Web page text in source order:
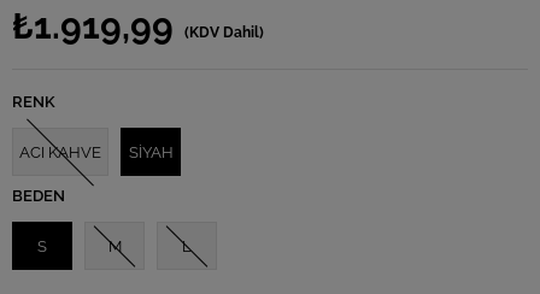
₺1.919,99 (KDV Dahil)
RENK
ACI KAHVE SİYAH
BEDEN
S M L